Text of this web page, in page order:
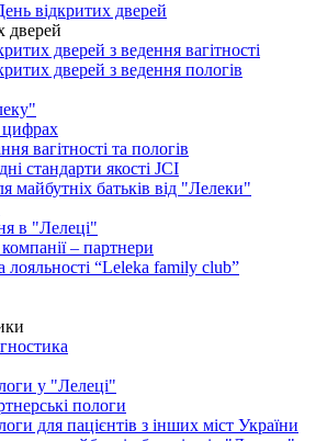
відкритих дверей
дверей
дверей з ведення вагітності
дверей з ведення пологів
цифрах
вагітності та пологів
стандарти якості JCI
майбутніх батьків від "Лелеки"
в "Лелеці"
– партнери
лояльності “Leleka family club”
у "Лелеці"
пологи
для пацієнтів з інших міст України